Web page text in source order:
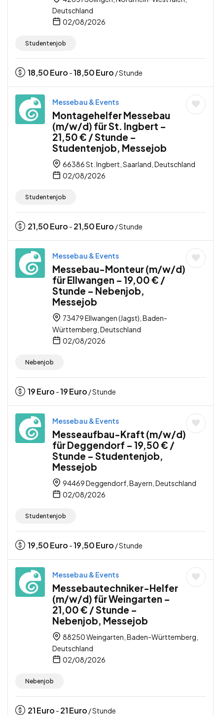
Deutschland
02/08/2026
Studentenjob
18,50Euro -18,50Euro / Stunde
Messebau & Events
Montagehelfer Messebau
(m/w/d) für St. Ingbert –
21,50 € / Stunde –
Studentenjob, Messejob
66386 St. Ingbert, Saarland, Deutschland
02/08/2026
Studentenjob
21,50Euro - 21,50Euro / Stunde
Messebau & Events
Messebau-Monteur (m/w/d)
für Ellwangen – 19,00 € /
Stunde – Nebenjob,
Messejob
73479 Ellwangen (Jagst), Baden-
Württemberg, Deutschland
02/08/2026
Nebenjob
19Euro -19Euro / Stunde
Messebau & Events
Messeaufbau-Kraft (m/w/d)
für Deggendorf – 19,50 € /
Stunde – Studentenjob,
Messejob
94469 Deggendorf, Bayern, Deutschland
02/08/2026
Studentenjob
19,50Euro -19,50Euro / Stunde
Messebau & Events
Messebautechniker-Helfer
(m/w/d) für Weingarten –
21,00 € / Stunde –
Nebenjob, Messejob
88250 Weingarten, Baden-Württemberg,
Deutschland
02/08/2026
Nebenjob
21Euro - 21Euro / Stunde